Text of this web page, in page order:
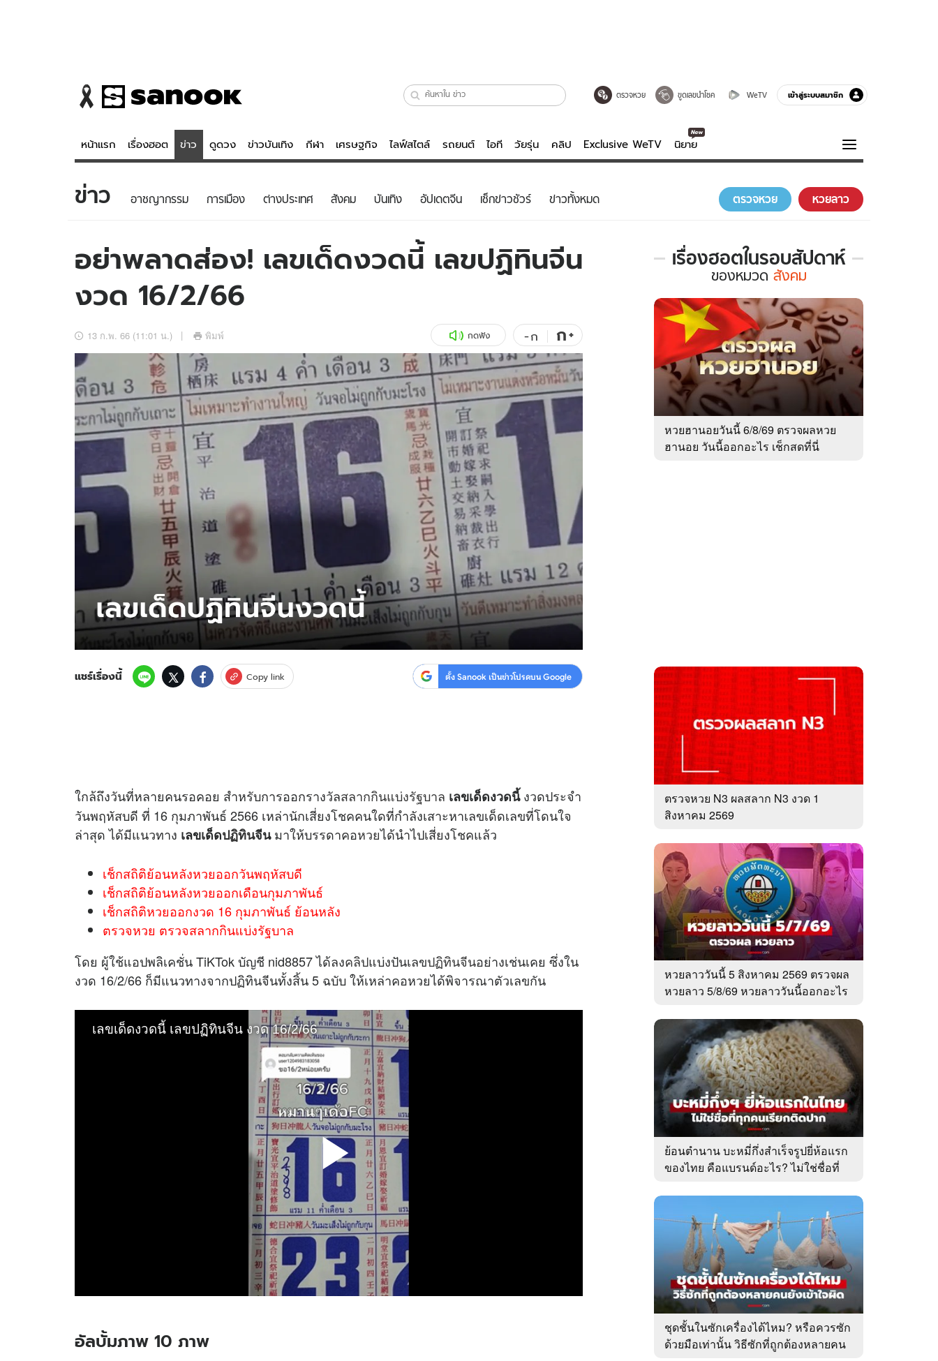
ตรวจหวย ขูดเลขนำโชค WeTV เข้าสู่ระบบสมาชิก
หน้าแรก เรื่องฮอต ข่าว ดูดวง ข่าวบันเทิง กีฬา เศรษฐกิจ ไลฟ์สไตล์ รถยนต์ ไอที วัยรุ่น คลิป Exclusive WeTV นิยาย
ข่าว
ข่าวบันเทิง
ข่าวกีฬา
ข่าวเศรษฐกิจ
อัปเดตจีน
เช็กข่าวชัวร์
ดูดวง - ตรวจหวย
สถิติหวยไทย
ไลฟ์สไตล์
ผู้ชาย
วัยรุ่น
สุขภาพ
เที่ยว-กิน
Tasteful Thailand
Sanook Choice
บันเทิงครบรส
เกมส์
ดูทีวี
WeTV
Exclusive WeTV
ความรู้รอบตัว
ฮาวทู
ดาวน์โหลดสนุกแอปฟรี ติดตามสนุกโซเชียลได้ที่
สงวนลิขสิทธิ์ © 2569 บริษัท อิมเมจ ฟิวเจอร์ (ประเทศไทย) จำกัด
ข่าว อาชญากรรม การเมือง ต่างประเทศ สังคม บันเทิง อัปเดตจีน เช็กข่าวชัวร์ ข่าวทั้งหมด ตรวจหวย หวยลาว
อย่าพลาดส่อง! เลขเด็ดงวดนี้ เลขปฏิทินจีน
งวด 16/2/66
13 ก.พ. 66 (11:01 น.) พิมพ์ กดฟัง -ก ก+
แชร์เรื่องนี้ Copy link ตั้ง Sanook เป็นข่าวโปรดบน Google
ใกล้ถึงวันที่หลายคนรอคอย สำหรับการออกรางวัลสลากกินแบ่งรัฐบาล เลขเด็ดงวดนี้งวดประจำ
วันพฤหัสบดี ที่ 16 กุมภาพันธ์ 2566 เหล่านักเสี่ยงโชคคนใดที่กำลังเสาะหาเลขเด็ดเลขที่โดนใจ
ล่าสุด ได้มีแนวทาง เลขเด็ดปฏิทินจีนมาให้บรรดาคอหวยได้นำไปเสี่ยงโชคแล้ว
เช็กสถิติย้อนหลังหวยออกวันพฤหัสบดี
เช็กสถิติย้อนหลังหวยออกเดือนกุมภาพันธ์
เช็กสถิติหวยออกงวด 16 กุมภาพันธ์ ย้อนหลัง
ตรวจหวย ตรวจสลากกินแบ่งรัฐบาล
โดย ผู้ใช้แอปพลิเคชั่น TiKTok บัญชี nid8857 ได้ลงคลิปแบ่งปันเลขปฏิทินจีนอย่างเช่นเคย ซึ่งใน
งวด 16/2/66 ก็มีแนวทางจากปฏิทินจีนทั้งสิ้น 5 ฉบับ ให้เหล่าคอหวยได้พิจารณาตัวเลขกัน
อัลบั้มภาพ 10 ภาพ
เรื่องฮอตในรอบสัปดาห์
เรื่อง
ใน
รอบ
สัปดาห์
หมวด
สังคม
ของหมวด สังคม
หวยฮานอยวันนี้ 6/8/69 ตรวจผลหวย
ฮานอย วันนี้ออกอะไร เช็กสดที่นี่
ตรวจหวย N3 ผลสลาก N3 งวด 1
สิงหาคม 2569
หวยลาววันนี้ 5 สิงหาคม 2569 ตรวจผล
หวยลาว 5/8/69 หวยลาววันนี้ออกอะไร
ย้อนตำนาน บะหมี่กึ่งสำเร็จรูปยี่ห้อแรก
ของไทย คือแบรนด์อะไร? ไม่ใช่ชื่อที่
ชุดชั้นในซักเครื่องได้ไหม? หรือควรซัก
ด้วยมือเท่านั้น วิธีซักที่ถูกต้องหลายคน